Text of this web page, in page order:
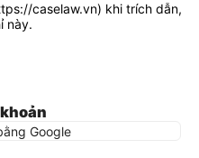
caselaw.vn) khi trích dẫn,
này.
Google